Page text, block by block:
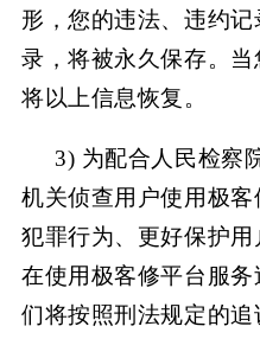
形，您的违法、违约
录，将被永久保存。
将以上信息恢复。
3) 为配合人民检察
机关侦查用户使用极
犯罪行为、更好保护
在使用极客修平台 服
们将按照刑法规定的